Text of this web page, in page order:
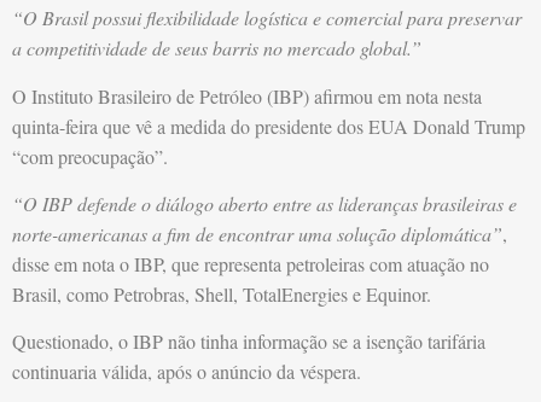
“O Brasil possui flexibilidade logística e comercial para preservar
a competitividade de seus barris no mercado global.”
O Instituto Brasileiro de Petróleo (IBP) afirmou em nota nesta
quinta-feira que vê a medida do presidente dos EUA Donald Trump
“com preocupação”.
“O IBP defende o diálogo aberto entre as lideranças brasileiras e
norte-americanas a fim de encontrar uma solução diplomática”,
disse em nota o IBP, que representa petroleiras com atuação no
Brasil, como Petrobras, Shell, TotalEnergies e Equinor.
Questionado, o IBP não tinha informação se a isenção tarifária
continuaria válida, após o anúncio da véspera.